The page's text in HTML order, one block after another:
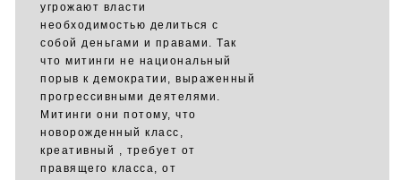
угрожают власти
необходимостью делиться с
собой деньгами и правами. Так
что митинги не национальный
порыв к демократии, выраженный
прогрессивными деятелями.
Митинги они потому, что
новорожденный класс,
креативный , требует от
правящего класса, от